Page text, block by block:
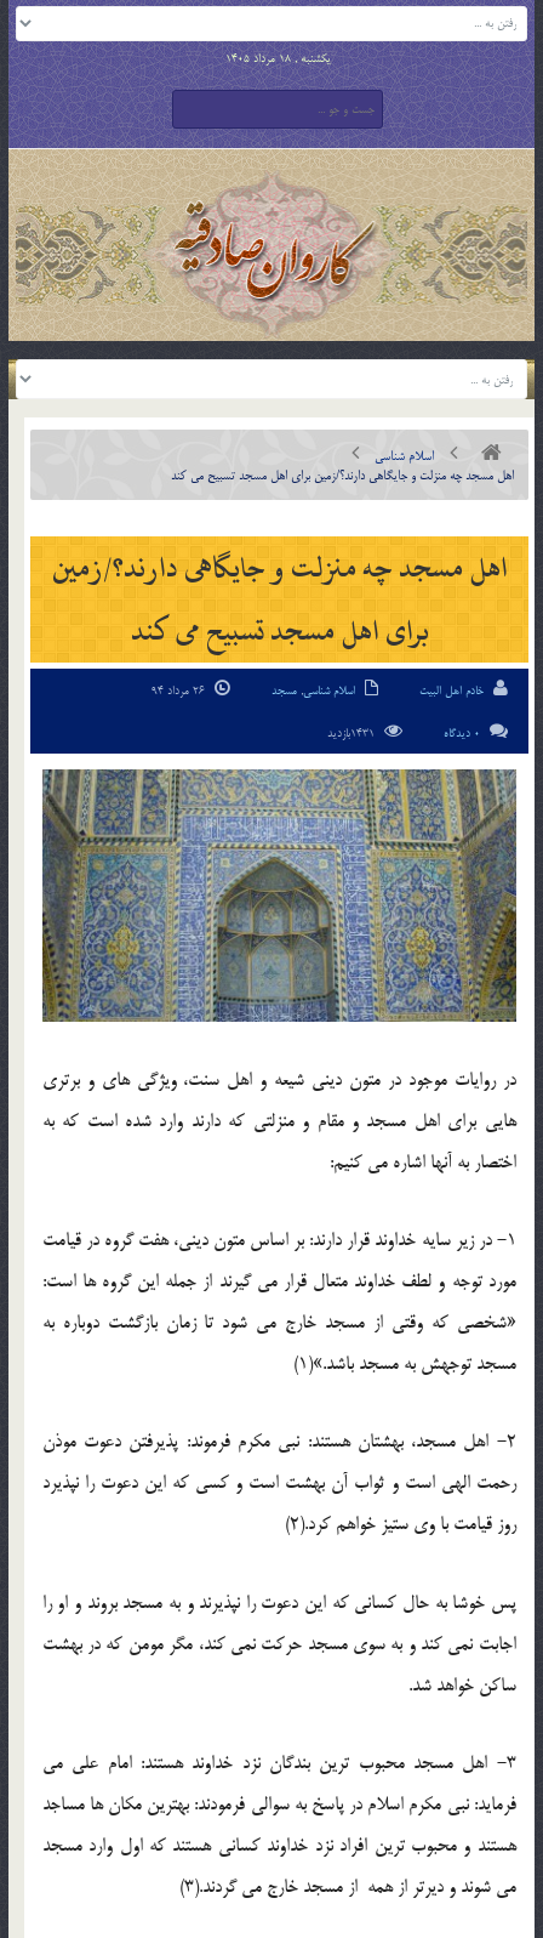
یکشنبه , 18 مرداد 1405
اسلام شناسی
اهل مسجد چه منزلت و جایگاهی دارند؟/زمین برای اهل مسجد تسبیح می کند
اهل مسجد چه منزلت و جایگاهی دارند؟/زمین
برای اهل مسجد تسبیح می کند
خادم اهل البیت اسلام شناسی, مسجد
0 دیدگاه
در روایات موجود در متون دینی شیعه و اهل سنت، ویژگی های و برتری
هایی برای اهل مسجد و مقام و منزلتی که دارند وارد شده است که به
اختصار به آنها اشاره می کنیم:
1- در زیر سایه خداوند قرار دارند: بر اساس متون دینی، هفت گروه در قیامت
مورد توجه و لطف خداوند متعال قرار می گیرند از جمله این گروه ها است:
«شخصی که وقتی از مسجد خارج می شود تا زمان بازگشت دوباره به
مسجد توجهش به مسجد باشد.»(1)
2- اهل مسجد، بهشتان هستند: نبی مکرم فرموند: پذیرفتن دعوت موذن
رحمت الهی است و ثواب آن بهشت است و کسی که این دعوت را نپذیرد
روز قیامت با وی ستیز خواهم کرد.(2)
پس خوشا به حال کسانی که این دعوت را نپذیرند و به مسجد بروند و او را
اجابت نمی کند و به سوی مسجد حرکت نمی کند، مگر مومن که در بهشت
ساکن خواهد شد.
3- اهل مسجد محبوب ترین بندگان نزد خداوند هستند: امام علی می
فرماید: نبی مکرم اسلام در پاسخ به سوالی فرمودند: بهترین مکان ها مساجد
هستند و محبوب ترین افراد نزد خداوند کسانی هستند که اول وارد مسجد
می شوند و دیرتر از همه از مسجد خارج می گردند.(3)